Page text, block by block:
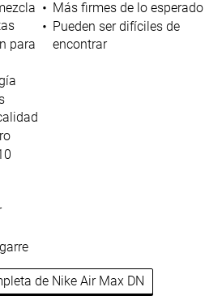
para
Más firmes de lo esperado
Pueden ser difíciles de
encontrar
de Nike Air Max DN